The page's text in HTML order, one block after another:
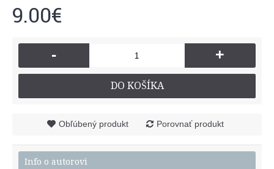
9.00€
- +
DO KOŠÍKA
Obľúbený produkt Porovnať produkt
Info o autorovi